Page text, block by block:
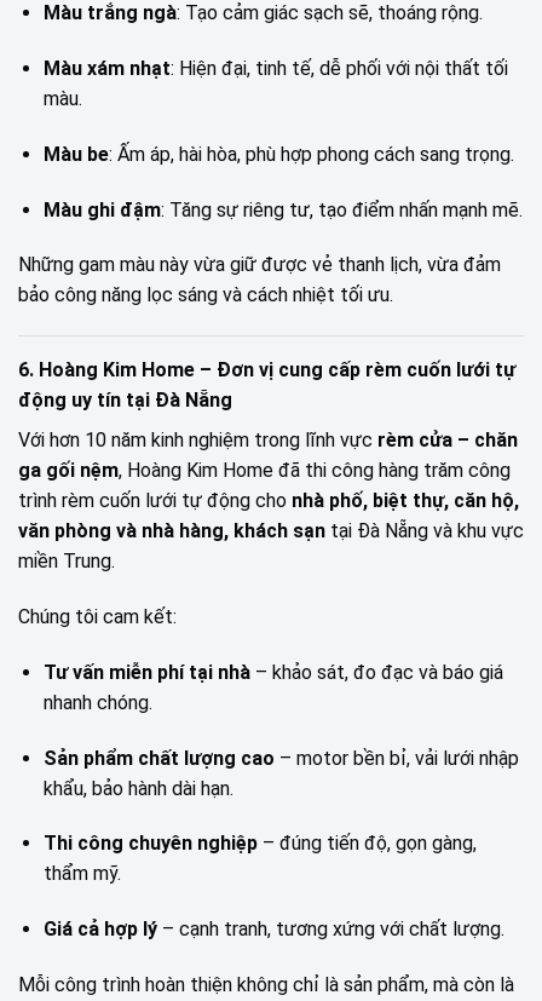
Màu trắng ngà: Tạo cảm giác sạch sẽ, thoáng rộng.
Màu xám nhạt: Hiện đại, tinh tế, dễ phối với nội thất tối
màu.
Màu be: Ấm áp, hài hòa, phù hợp phong cách sang trọng.
Màu ghi đậm: Tăng sự riêng tư, tạo điểm nhấn mạnh mẽ.
Những gam màu này vừa giữ được vẻ thanh lịch, vừa đảm
bảo công năng lọc sáng và cách nhiệt tối ưu.
6. Hoàng Kim Home – Đơn vị cung cấp rèm cuốn lưới tự
động uy tín tại Đà Nẵng
Với hơn 10 năm kinh nghiệm trong lĩnh vực rèm cửa – chăn
ga gối nệm, Hoàng Kim Home đã thi công hàng trăm công
trình rèm cuốn lưới tự động cho nhà phố, biệt thự, căn hộ,
văn phòng và nhà hàng, khách sạn tại Đà Nẵng và khu vực
miền Trung.
Chúng tôi cam kết:
Tư vấn miễn phí tại nhà– khảo sát, đo đạc và báo giá
nhanh chóng.
Sản phẩm chất lượng cao – motor bền bỉ, vải lưới nhập
khẩu, bảo hành dài hạn.
Thi công chuyên nghiệp– đúng tiến độ, gọn gàng,
thẩm mỹ.
Giá cả hợp lý– cạnh tranh, tương xứng với chất lượng.
Mỗi công trình hoàn thiện không chỉ là sản phẩm, mà còn là